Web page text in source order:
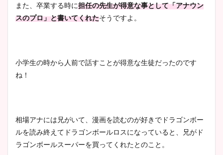
また、卒業する時に担任の先生が得意な事として「アナウン
スのプロ」と書いてくれたそうですよ。
小学生の時から人前で話すことが得意な生徒だったのです
ね！
相場アナには兄がいて、漫画を読むのが好きでドラゴンボー
ルを読み終えてドラゴンボールロスになっていると、兄がド
ラゴンボールスーパーを買ってくれたとのこと。